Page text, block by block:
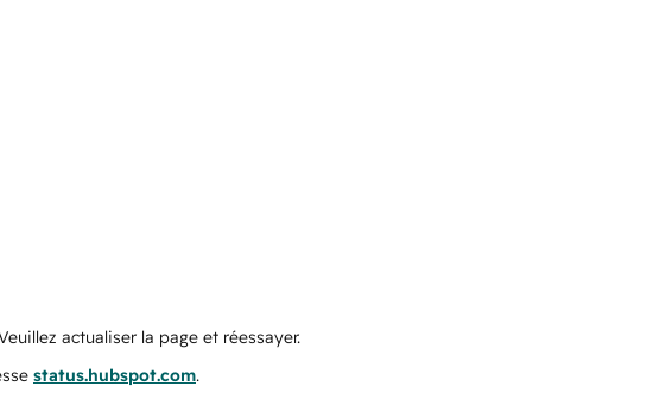
actualiser la page et réessayer.
status.hubspot.com.